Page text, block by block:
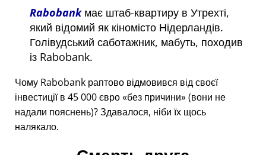
Rabobankмає штаб-квартиру в Утрехті,
який відомий як кіномісто Нідерландів.
Голівудський саботажник, мабуть, походив
із Rabobank.
Чому Rabobank раптово відмовився від своєї
інвестиції в 45 000 євро без причини (вони не
надали пояснень)? Здавалося, ніби їх щось
налякало.